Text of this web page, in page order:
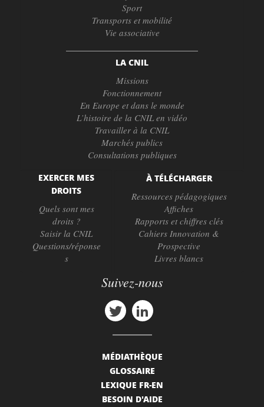
Sport
Transports et mobilité
Vie associative
LA CNIL
Missions
Fonctionnement
En Europe et dans le monde
L’histoire de la CNIL en vidéo
Travailler à la CNIL
Marchés publics
Consultations publiques
EXERCER MES
DROITS
Quels sont mes
droits ?
Saisir la CNIL
Questions/réponse
s
À TÉLÉCHARGER
Ressources pédagogiques
Affiches
Rapports et chiffres clés
Cahiers Innovation &
Prospective
Livres blancs
Suivez-nous
MÉDIATHÈQUE
GLOSSAIRE
LEXIQUE FR-EN
BESOIN D'AIDE